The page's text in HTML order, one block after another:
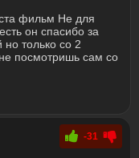
фильм Не для
он спасибо за
только со 2
посмотришь сам со
-31